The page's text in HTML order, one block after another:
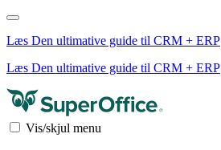
Læs Den ultimative guide til CRM + ERP
Læs Den ultimative guide til CRM + ERP
Vis/skjul menu